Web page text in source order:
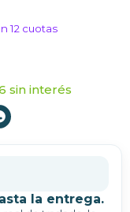
12 cuotas
sin interés
la entrega.